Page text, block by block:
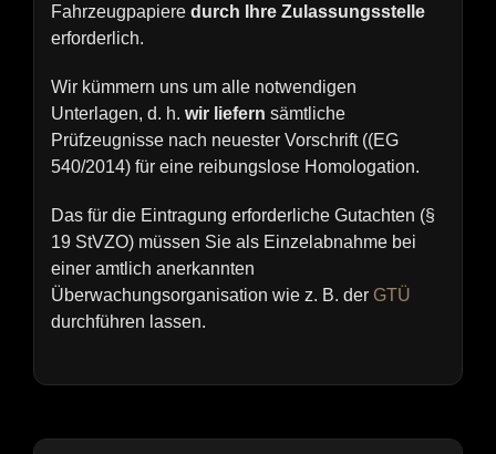
Fahrzeugpapieredurch Ihre Zulassungsstelle
erforderlich.
Wir kümmern uns um alle notwendigen
Unterlagen, d. h.wir liefern sämtliche
Prüfzeugnisse nach neuester Vorschrift ((EG
540/2014) für eine reibungslose Homologation.
Das für die Eintragung erforderliche Gutachten (§
19 StVZO) müssen Sie als Einzelabnahme bei
einer amtlich anerkannten
Überwachungsorganisation wie z. B. der GTÜ
durchführen lassen.